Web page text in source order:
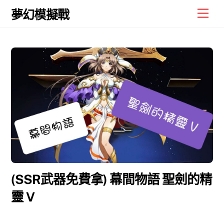
Skip
夢幻模擬戰
(SSR武器免費拿) 幕間物語 聖劍的精
靈 V